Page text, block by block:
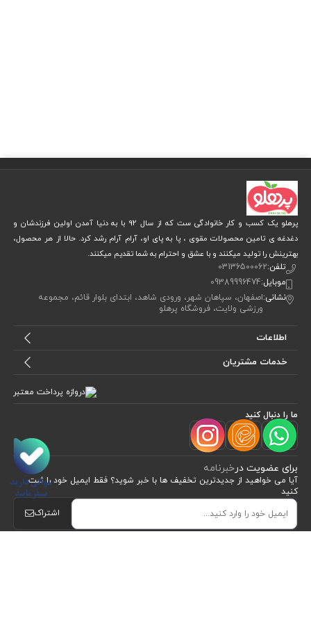
پرهلو یک کسب و کار خانوادگی ست که از سال 92 با به دنیا آمدن اولین فرزندشان و
دغدغه ی تامین محصولات مقوی ، پا به پای او، آرام آرام رشد کرد. حالا از هر محصول،
بهترینش را تولید میکنند و با عشق و احترام به شما تقدیم میکنند.
تلفن:03136500062
موبایل:09389996474
نشانی:اصفهان، سپاهان شهر، ورودی شاهد، ابتدای بلوار قائم، مجموعه
ورزشی ولایت، فروشگاه پرهلو
اطلاعات
خدمات مشتریان
ما را دنبال کنید
برای عضویت درخبرنامه
آیا می خواهید از جدید‌ترین تخفیف‌ ها با‌ خبر شوید؟ فقط ایمیل خود را ثبت
کنید
اشتراک